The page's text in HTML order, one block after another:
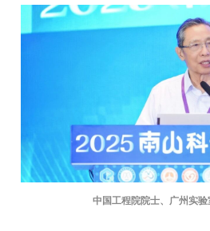
中国工程院院士、广州实验